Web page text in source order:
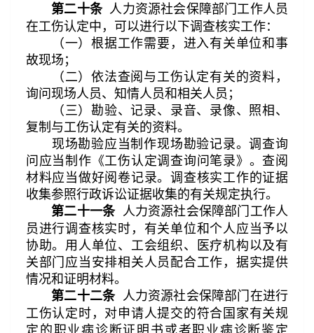
第二十条人力资源社会保障部门工作人员
在工伤认定中，可以进行以下调查核实工作：
（一）根据工作需要，进入有关单位和事
故现场；
（二）依法查阅与工伤认定有关的资料，
询问现场人员、知情人员和相关人员；
（三）勘验、记录、录音、录像、照相、
复制与工伤认定有关的资料。
现场勘验应当制作现场勘验记录。调查询
问应当制作《工伤认定调查询问笔录》。查阅
材料应当做好阅卷记录。调查核实工作的证据
收集参照行政诉讼证据收集的有关规定执行。
第二十一条人力资源社会保障部门工作人
员进行调查核实时，有关单位和个人应当予以
协助。用人单位、工会组织、医疗机构以及有
关部门应当安排相关人员配合工作，据实提供
情况和证明材料。
第二十二条人力资源社会保障部门在进行
工伤认定时，对申请人提交的符合国家有关规
定的职业病诊断证明书或者职业病诊断鉴定